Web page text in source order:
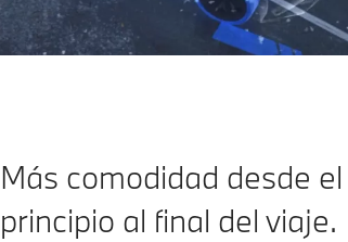
Más comodidad desde el
principio al final del viaje.